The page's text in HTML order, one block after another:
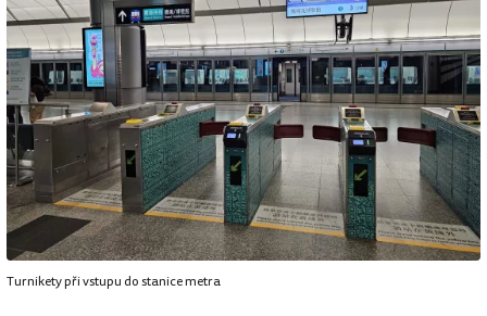
Turnikety při vstupu do stanice metra